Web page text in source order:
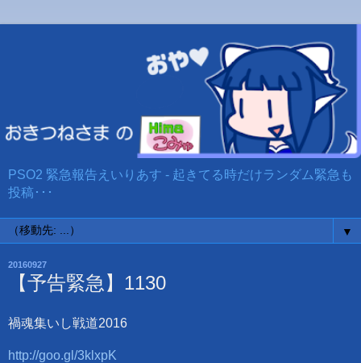
PSO2 緊急報告えいりあす - 起きてる時だけランダム緊急も
投稿･･･
▼
20160927
【予告緊急】1130
禍魂集いし戦道2016
http://goo.gl/3klxpK